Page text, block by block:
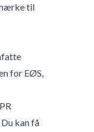
til
for EØS,
kan få